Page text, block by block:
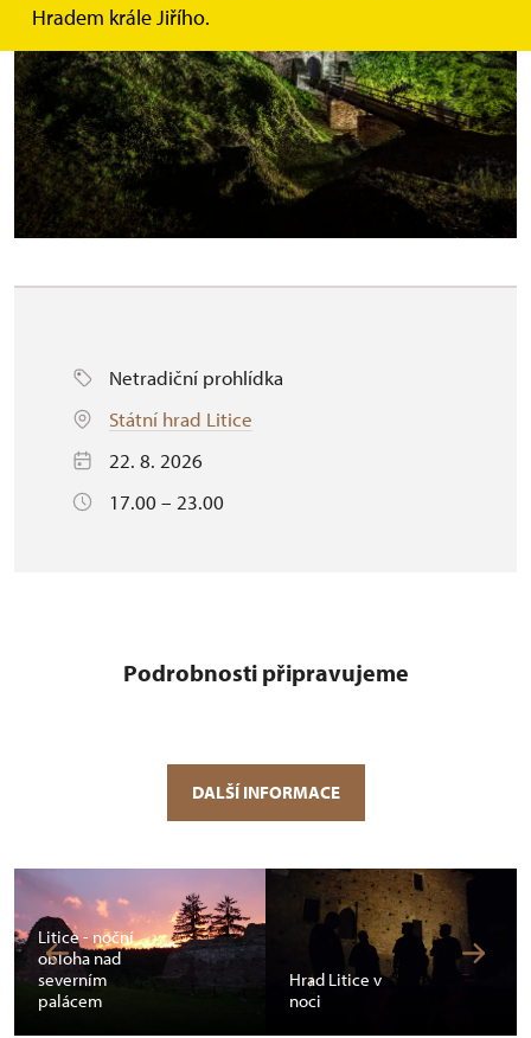
Hradem krále Jiřího.
Netradiční prohlídka
Státní hrad Litice
22. 8. 2026
17.00 – 23.00
Podrobnosti připravujeme
DALŠÍ INFORMACE
Litice - noční
obloha nad
severním
palácem
Hrad Litice v
noci